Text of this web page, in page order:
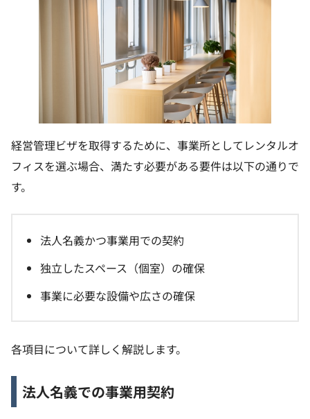
経営管理ビザを取得するために、事業所としてレンタルオ
フィスを選ぶ場合、満たす必要がある要件は以下の通りで
す。
法人名義かつ事業用での契約
独立したスペース（個室）の確保
事業に必要な設備や広さの確保
各項目について詳しく解説します。
法人名義での事業用契約